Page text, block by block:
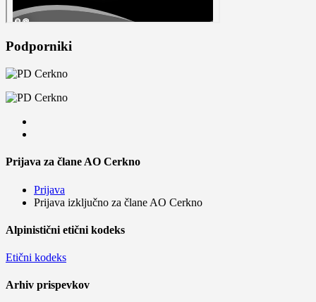
Podporniki
Prijava za člane AO Cerkno
Prijava
Prijava izključno za člane AO Cerkno
Alpinistični etični kodeks
Etični kodeks
Arhiv prispevkov